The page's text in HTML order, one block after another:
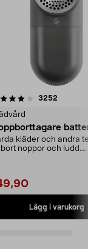
3252
kläder och andra
noppor och ludd.
Lägg i varukorg
4.5av 5 stjärnor